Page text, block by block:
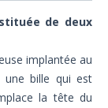
de deux
implantée au
bille qui est
la tête du